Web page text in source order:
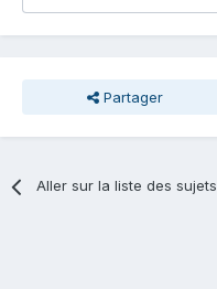
Partager
Aller sur la liste des sujets